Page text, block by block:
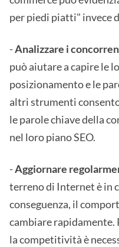
per piedi piatti" invece
-Analizzare i
può aiutare a capire le
posizionamento e le
altri strumenti
le parole chiave della
nel loro piano SEO.
-Aggiornare
terreno di Internet è in
conseguenza, il
cambiare rapidamente.
la competitività è